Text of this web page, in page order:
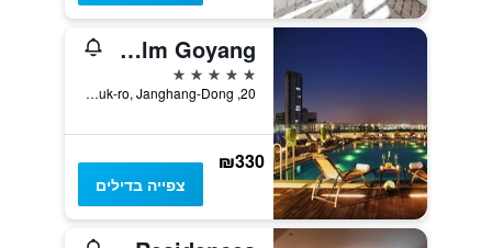
Sono Calm Goyang
5 כוכבים
20, Taegeuk-ro, Janghang-Dong, גויאנג, דרום קוריאה
₪330
צפייה בדילים